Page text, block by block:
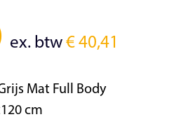
ex. btw € 40,41
Mat Full Body
cm